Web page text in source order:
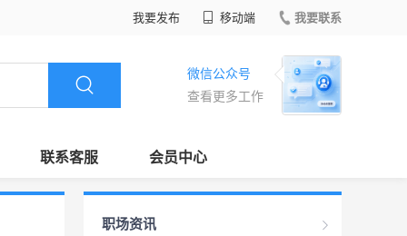
我要发布 移动端 我要联系
微信公众号
查看更多工作
联系客服 会员中心
职场资讯